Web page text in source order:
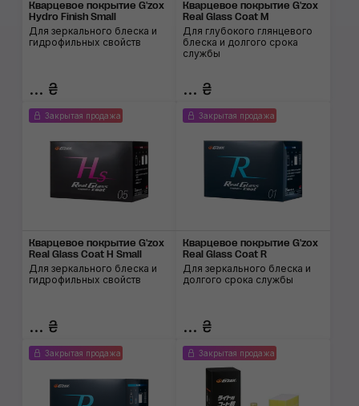
Кварцевое покрытие G'zox
Hydro Finish Small
Для зеркального блеска и
гидрофильных свойств
... ₴
Кварцевое покрытие G'zox
Real Glass Coat M
Для глубокого глянцевого
блеска и долгого срока
службы
... ₴
Закрытая продажа
Кварцевое покрытие G'zox
Real Glass Coat H Small
Для зеркального блеска и
гидрофильных свойств
... ₴
Закрытая продажа
Кварцевое покрытие G'zox
Real Glass Coat R
Для зеркального блеска и
долгого срока службы
... ₴
Закрытая продажа Закрытая продажа